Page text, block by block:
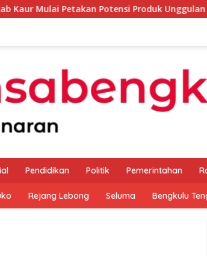
Potensi Produk Unggulan UMKM
Pendidikan Politik Pemerintahan
Rejang Lebong Seluma Bengkulu